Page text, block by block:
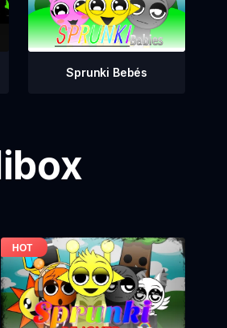
Sprunki Bebés